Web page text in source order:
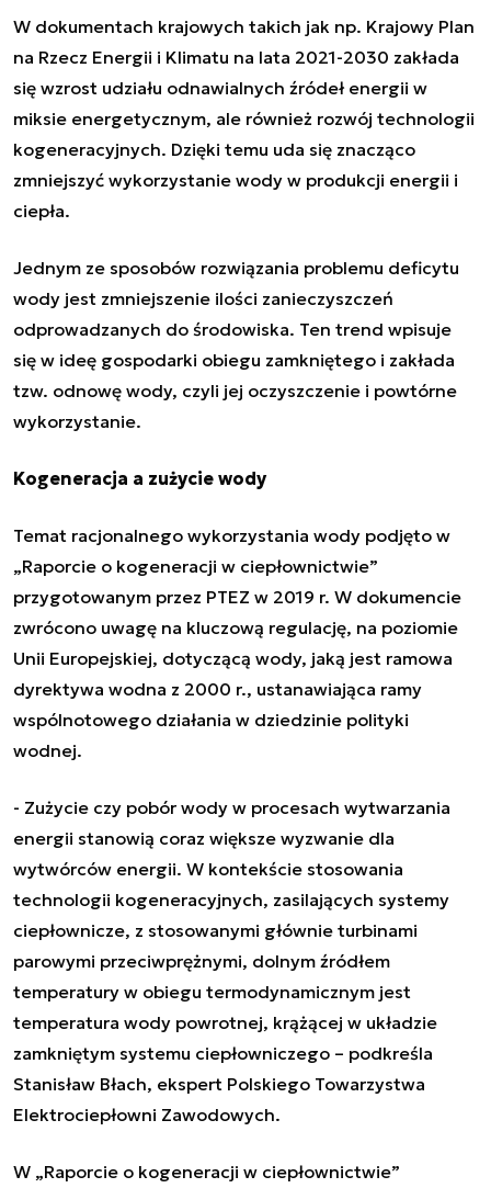
W dokumentach krajowych takich jak np. Krajowy Plan
na Rzecz Energii i Klimatu na lata 2021-2030 zakłada
się wzrost udziału odnawialnych źródeł energii w
miksie energetycznym, ale również rozwój technologii
kogeneracyjnych. Dzięki temu uda się znacząco
zmniejszyć wykorzystanie wody w produkcji energii i
ciepła.
Jednym ze sposobów rozwiązania problemu deficytu
wody jest zmniejszenie ilości zanieczyszczeń
odprowadzanych do środowiska. Ten trend wpisuje
się w ideę gospodarki obiegu zamkniętego i zakłada
tzw. odnowę wody, czyli jej oczyszczenie i powtórne
wykorzystanie.
Kogeneracja a zużycie wody
Temat racjonalnego wykorzystania wody podjęto w
„Raporcie o kogeneracji w ciepłownictwie”
przygotowanym przez PTEZ w 2019 r. W dokumencie
zwrócono uwagę na kluczową regulację, na poziomie
Unii Europejskiej, dotyczącą wody, jaką jest ramowa
dyrektywa wodna z 2000 r., ustanawiająca ramy
wspólnotowego działania w dziedzinie polityki
wodnej.
- Zużycie czy pobór wody w procesach wytwarzania
energii stanowią coraz większe wyzwanie dla
wytwórców energii. W kontekście stosowania
technologii kogeneracyjnych, zasilających systemy
ciepłownicze, z stosowanymi głównie turbinami
parowymi przeciwprężnymi, dolnym źródłem
temperatury w obiegu termodynamicznym jest
temperatura wody powrotnej, krążącej w układzie
zamkniętym systemu ciepłowniczego – podkreśla
Stanisław Błach, ekspert Polskiego Towarzystwa
Elektrociepłowni Zawodowych.
W „Raporcie o kogeneracji w ciepłownictwie”